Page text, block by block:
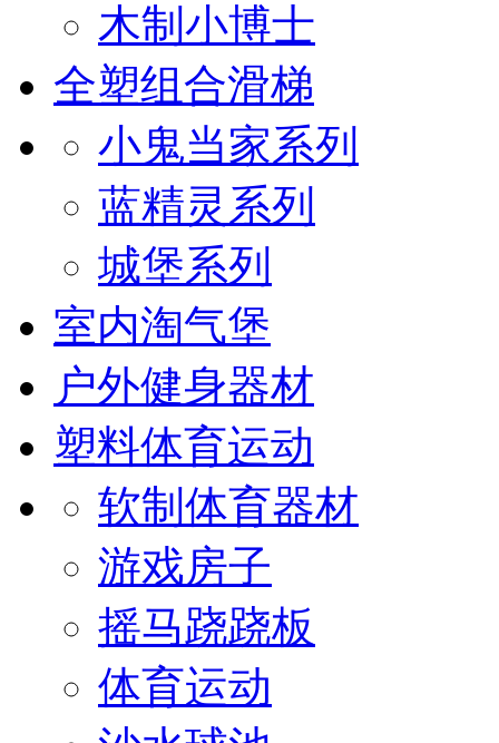
木制小博士
全塑组合滑梯
小鬼当家系列
蓝精灵系列
城堡系列
室内淘气堡
户外健身器材
塑料体育运动
软制体育器材
游戏房子
摇马跷跷板
体育运动